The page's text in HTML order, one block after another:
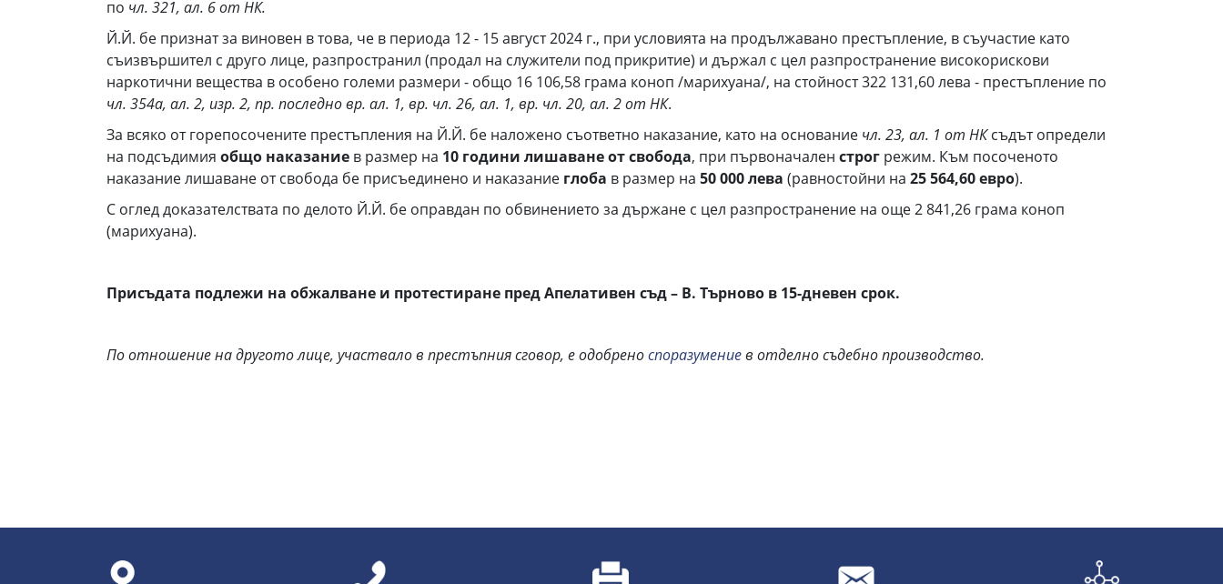
по чл. 321, ал. 6 от НК.
Й.Й. бе признат за виновен в това, че в периода 12 - 15 август 2024 г., при условията на продължавано престъпление, в съучастие като
съизвършител с друго лице, разпространил (продал на служители под прикритие) и държал с цел разпространение високорискови
наркотични вещества в особено големи размери - общо 16 106,58 грама коноп /марихуана/, на стойност 322 131,60 лева - престъпление по
чл. 354а, ал. 2, изр. 2, пр. последно вр. ал. 1, вр. чл. 26, ал. 1, вр. чл. 20, ал. 2 от НК.
За всяко от горепосочените престъпления на Й.Й. бе наложено съответно наказание, като на основание чл. 23, ал. 1 от НКсъдът определи
на подсъдимия общо наказание в размер на 10 години лишаване от свобода, при първоначален строг режим. Към посоченото
наказание лишаване от свобода бе присъединено и наказание глоба в размер на 50 000 лева (равностойни на 25 564,60 евро).
С оглед доказателствата по делото Й.Й. бе оправдан по обвинението за държане с цел разпространение на още 2 841,26 грама коноп
(марихуана).
Присъдата подлежи на обжалване и протестиране пред Апелативен съд – В. Търново в 15-дневен срок.
По отношение на другото лице, участвало в престъпния сговор, е одобреноспоразумениев отделно съдебно производство.